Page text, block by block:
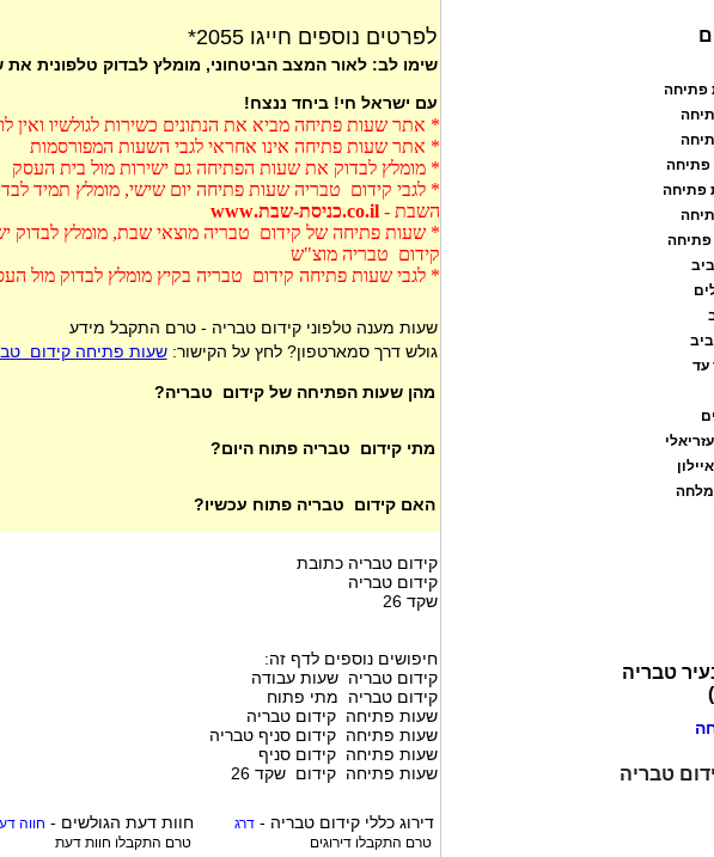
לפרטים נוספים חייגו 2055*
שימו לב: לאור המצב הביטחוני, מומלץ לבדוק טלפונית
עם ישראל חי! ביחד ננצח!
* אתר שעות פתיחה מביא את הנתונים כשירות לגולשיו
* אתר שעות פתיחה אינו אחראי לגבי השעות המפורסמות
* מומלץ לבדוק את שעות הפתיחה גם ישירות מול בית העסק
* לגבי קידום טבריה שעות פתיחה יום שישי, מומלץ תמיד
השבת -co.il.כניסת-שבת.www
* שעות פתיחה של קידום טבריה מוצאי שבת, מומלץ לבדוק
קידום טבריה מוצ"ש
* לגבי שעות פתיחה קידום טבריה בקיץ מומלץ לבדוק מול
שעות מענה טלפוני קידום טבריה - טרם התקבל מידע
גולש דרך סמארטפון? לחץ על הקישור:שעות פתיחה קידום
מהן שעות הפתיחה של קידום טבריה?
מתי קידום טבריה פתוח היום?
האם קידום טבריה פתוח עכשיו?
קידום טבריה כתובת
קידום טבריה
שקד 26
חיפושים נוספים לדף זה:
קידום טבריה שעות עבודה
קידום טבריה מתי פתוח
שעות פתיחה קידום טבריה
שעות פתיחה קידום סניף טבריה
שעות פתיחה קידום סניף
שעות פתיחה קידום שקד 26
חוות דעת הגולשים - חווה
טרם התקבלו חוות דעת
דירוג כלליקידום טבריה -דרג
טרם התקבלו דירוגים
פתיחה
פתיחה
פתיחה
פתיחה
עד
מלחה
טבריה
טבריה